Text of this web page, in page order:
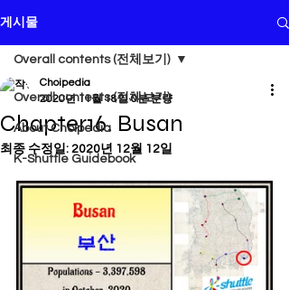
게시물
Overall contents (전체보기)
About Choipedia
K-Shuttle Guidebook
Overall contents (전체보기)
Chapter16. Busan
Choipedia
2020년 11월 18일 0분 분량
최종 수정일: 2020년 12월 12일